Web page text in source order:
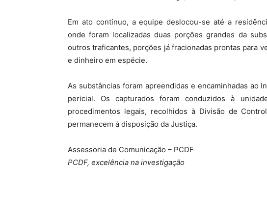
Em ato contínuo, a equipe deslocou-se até a
onde foram localizadas duas porções grandes da
outros traficantes, porções já fracionadas prontas para
e dinheiro em espécie.
As substâncias foram apreendidas e encaminhadas ao
pericial. Os capturados foram conduzidos à
procedimentos legais, recolhidos à Divisão de
permanecem à disposição da Justiça.
Assessoria de Comunicação – PCDF
PCDF, excelência na investigação